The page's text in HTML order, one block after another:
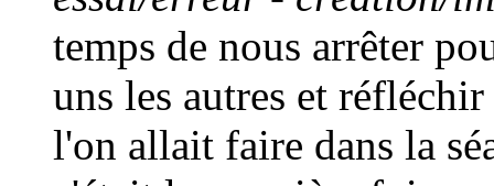
temps de nous arrêter
uns les autres et
l'on allait faire dans la